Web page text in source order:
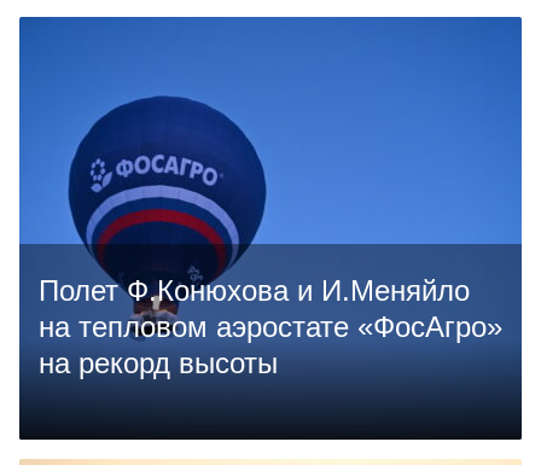
Полет Ф.Конюхова и И.Меняйло
на тепловом аэростате «ФосАгро»
на рекорд высоты